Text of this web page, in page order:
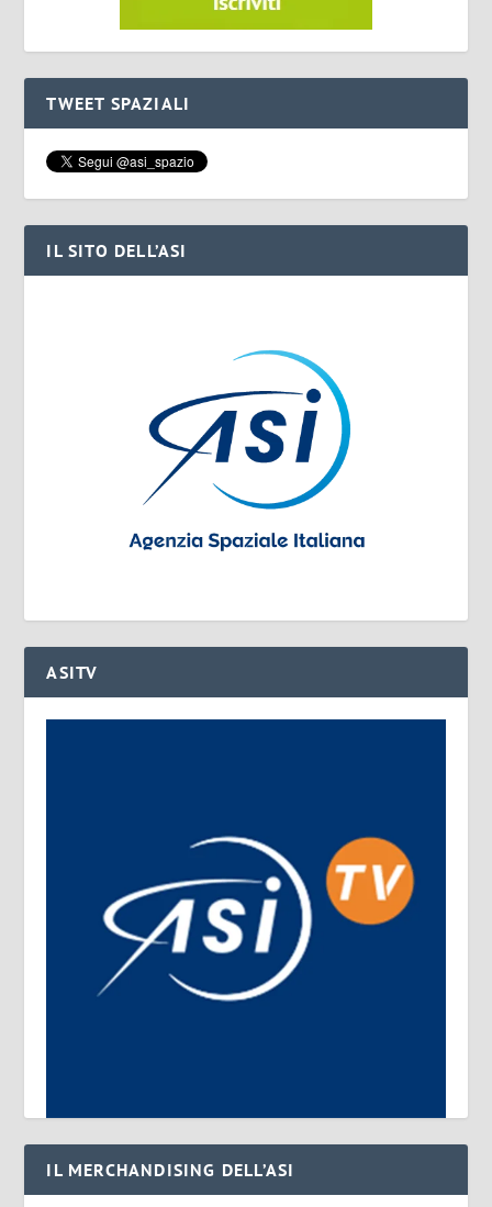
TWEET SPAZIALI
IL SITO DELL’ASI
ASITV
IL MERCHANDISING DELL’ASI